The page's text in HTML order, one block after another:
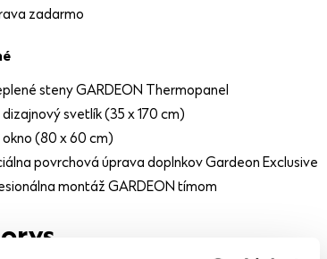
zadarmo
steny GARDEON Thermopanel
dizajnový svetlík (35 x 170 cm)
okno (80 x 60 cm)
povrchová úprava doplnkov Gardeon Exclusive
montáž GARDEON tímom